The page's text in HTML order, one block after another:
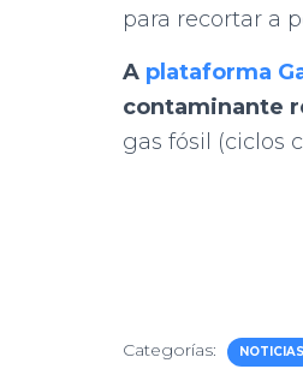
para recortar a
A plataforma
contaminante
gas fósil (ciclos
Categorías: NOTICIAS